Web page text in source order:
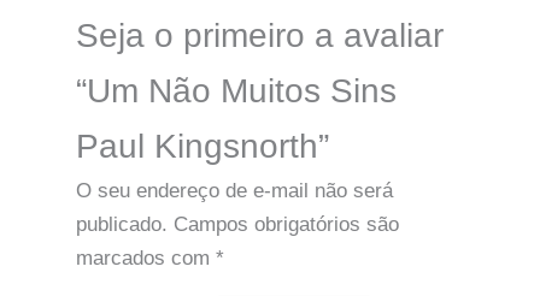
Seja o primeiro a avaliar
“Um Não Muitos Sins
Paul Kingsnorth”
O seu endereço de e-mail não será
publicado. Campos obrigatórios são
marcados com *